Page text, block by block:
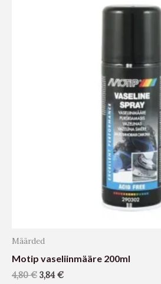
Määrded
Motip vaseliinmääre 200ml
4,80€ 3,84€